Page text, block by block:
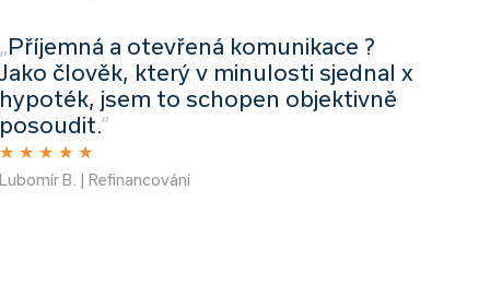
„Příjemná a otevřená komunikace ?
Jako člověk, který v minulosti sjednal x
hypoték, jsem to schopen objektivně
posoudit.”
★ ★ ★ ★ ★
Lubomír B. | Refinancování